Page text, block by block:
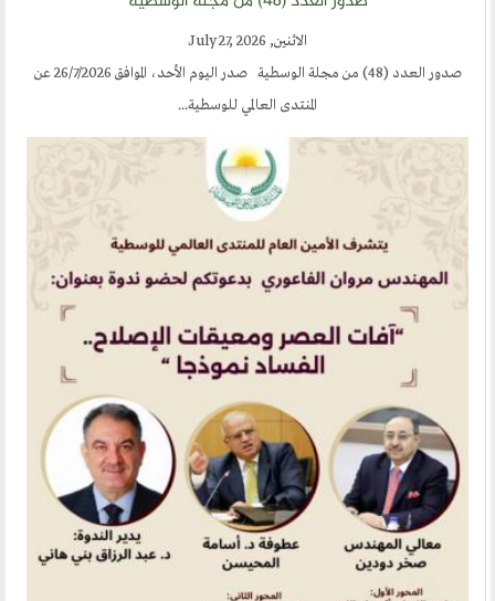
الاثنين, July 27, 2026
صدور العدد (48) من مجلة الوسطية صدر اليوم الأحد، الموافق 26/7/2026 عن
المنتدى العالمي للوسطية...